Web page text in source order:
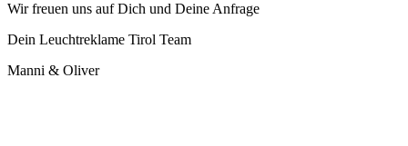
Wir freuen uns auf Dich und Deine Anfrage
Dein Leuchtreklame Tirol Team
Manni & Oliver